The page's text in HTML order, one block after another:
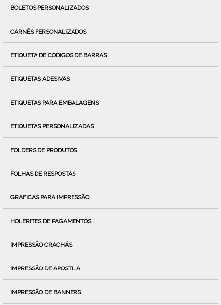
BOLETOS PERSONALIZADOS
CARNÊS PERSONALIZADOS
ETIQUETA DE CÓDIGOS DE BARRAS
ETIQUETAS ADESIVAS
ETIQUETAS PARA EMBALAGENS
ETIQUETAS PERSONALIZADAS
FOLDERS DE PRODUTOS
FOLHAS DE RESPOSTAS
GRÁFICAS PARA IMPRESSÃO
HOLERITES DE PAGAMENTOS
IMPRESSÃO CRACHÁS
IMPRESSÃO DE APOSTILA
IMPRESSÃO DE BANNERS